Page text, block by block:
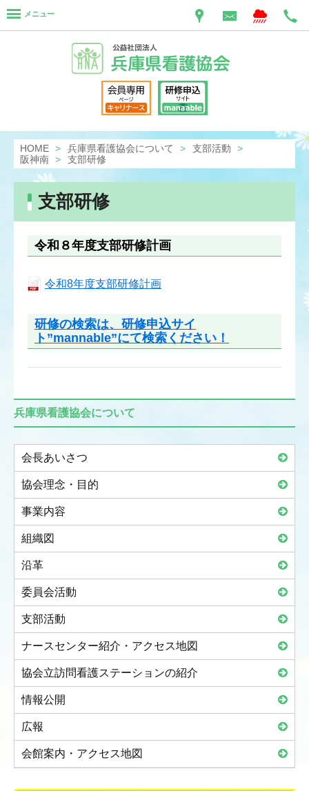
メニュー
HOME 兵庫県看護協会について
支部活動
阪神南
支部研修
支部研修
令和８年度支部研修計画
令和8年度支部研修計画
研修の検索は、研修申込サイ
ト”mannable”にて検索ください！
兵庫県看護協会について
会長あいさつ
協会理念・目的
事業内容
組織図
沿革
委員会活動
支部活動
ナースセンター紹介・アクセス地図
協会立訪問看護ステーションの紹介
情報公開
広報
会館案内・アクセス地図